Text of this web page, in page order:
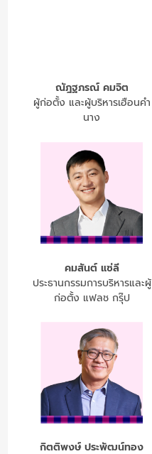
ณัฎฐภรณ์ คมจิต
ผู้ก่อตั้ง และผู้บริหารเฮือนคำ
นาง
คมสันต์ แซ่ลี
ประธานกรรมการบริหารและผู้
ก่อตั้ง แฟลช กรุ๊ป
กิตติพงษ์ ประพัฒน์ทอง